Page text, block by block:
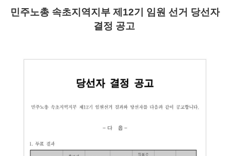
민주노총 속초지역지부 제12기 임원 선거 당선자
결정 공고